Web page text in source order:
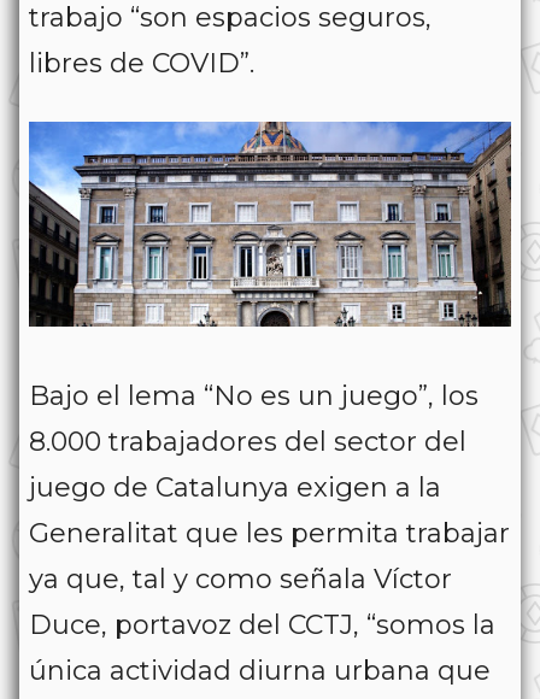
trabajo “son espacios seguros,
libres de COVID”.
Bajo el lema “No es un juego”, los
8.000 trabajadores del sector del
juego de Catalunya exigen a la
Generalitat que les permita trabajar
ya que, tal y como señala Víctor
Duce, portavoz del CCTJ, “somos la
única actividad diurna urbana que